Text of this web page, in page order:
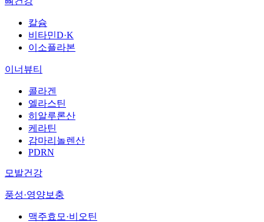
칼슘
비타민D·K
이소플라본
이너뷰티
콜라겐
엘라스틴
히알루론산
케라틴
감마리놀렌산
PDRN
모발건강
풍성·영양보충
맥주효모·비오틴